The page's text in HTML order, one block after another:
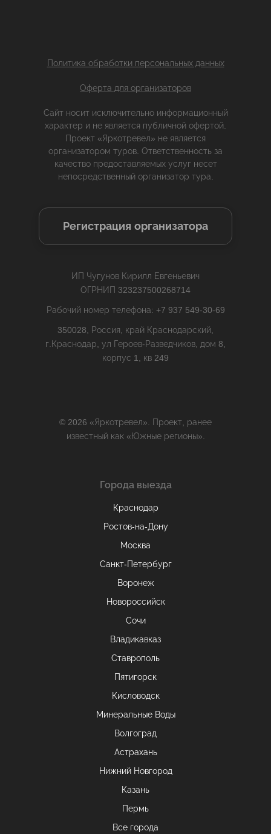
Политика обработки персональных данных
Оферта для организаторов
Сайт носит исключительно информационный
характер и не является публичной офертой.
Проект «Яркотревел» не является
организатором туров. Ответственность за
качество предоставляемых услуг несет
непосредственный организатор тура.
Регистрация организатора
ИП Чугунов Кирилл Евгеньевич
ОГРНИП 323237500268714
Рабочий номер телефона: +7 937 549-30-69
350028, Россия, край Краснодарский,
г.Краснодар, ул Героев-Разведчиков, дом 8,
корпус 1, кв 249
© 2026 «Яркотревел». Проект, ранее
известный как «Южные регионы».
Города выезда
Краснодар
Ростов-на-Дону
Москва
Санкт-Петербург
Воронеж
Новороссийск
Сочи
Владикавказ
Ставрополь
Пятигорск
Кисловодск
Минеральные Воды
Волгоград
Астрахань
Нижний Новгород
Казань
Пермь
Все города